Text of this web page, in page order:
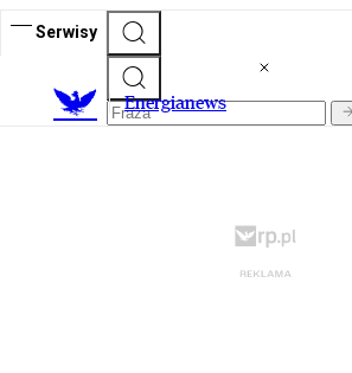
Serwisy
Energianews